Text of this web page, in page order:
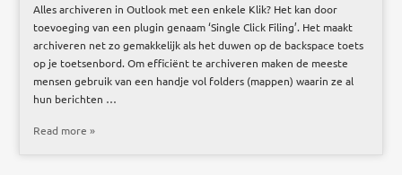
Alles archiveren in Outlook met een enkele Klik? Het kan door
toevoeging van een plugin genaam ‘Single Click Filing’. Het maakt
archiveren net zo gemakkelijk als het duwen op de backspace toets
op je toetsenbord. Om efficiënt te archiveren maken de meeste
mensen gebruik van een handje vol folders (mappen) waarin ze al
hun berichten …
Read more »